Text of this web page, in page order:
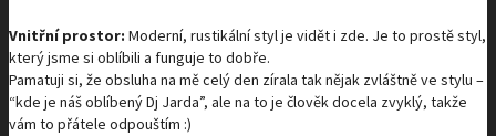
Vnitřní prostor: Moderní, rustikální styl je vidět i zde. Je to prostě styl,
který jsme si oblíbili a funguje to dobře.
Pamatuji si, že obsluha na mě celý den zírala tak nějak zvláštně ve stylu –
“kde je náš oblíbený Dj Jarda”, ale na to je člověk docela zvyklý, takže
vám to přátele odpouštím :)